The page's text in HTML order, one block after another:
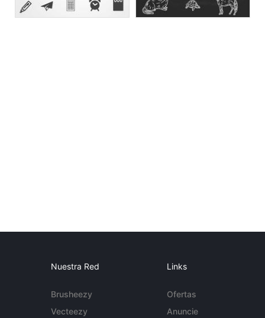
Nuestra Red
Brusheezy
Vecteezy
Links
Ofertas
Anuncie